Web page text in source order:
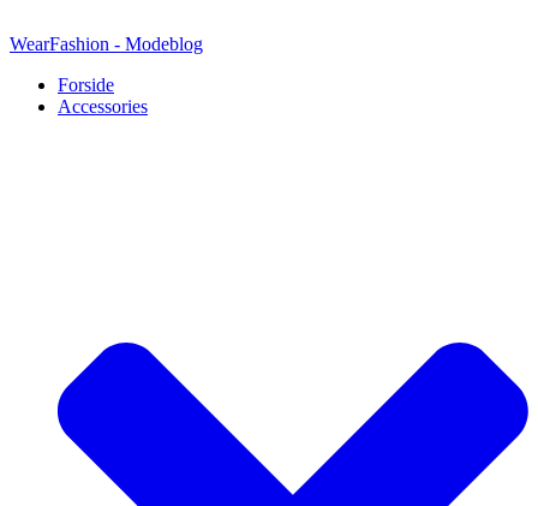
til
WearFashion - Modeblog
Forside
Accessories